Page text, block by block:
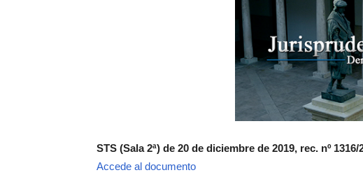
STS (Sala 2ª) de 20 de diciembre de 2019, rec. nº 1316/
Accede al documento